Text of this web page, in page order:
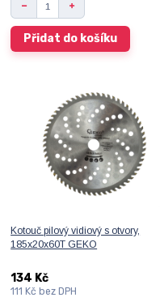
Přidat do košíku
Kotouč pilový vidiový s otvory,
185x20x60T GEKO
134 Kč
111 Kčbez DPH